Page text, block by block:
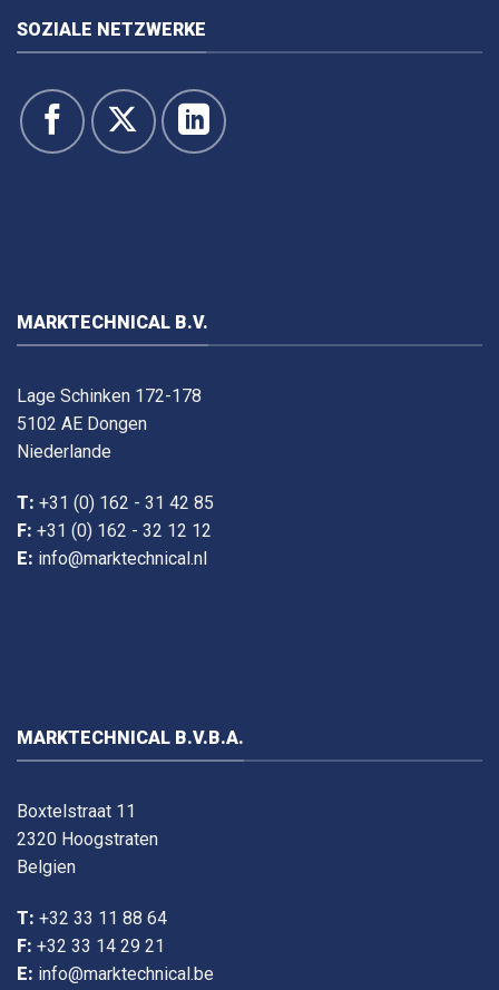
SOZIALE NETZWERKE
MARKTECHNICAL B.V.
Lage Schinken 172-178
5102 AE Dongen
Niederlande
T: +31 (0) 162 - 31 42 85
F: +31 (0) 162 - 32 12 12
E: info@marktechnical.nl
MARKTECHNICAL B.V.B.A.
Boxtelstraat 11
2320 Hoogstraten
Belgien
T: +32 33 11 88 64
F: +32 33 14 29 21
E: info@marktechnical.be